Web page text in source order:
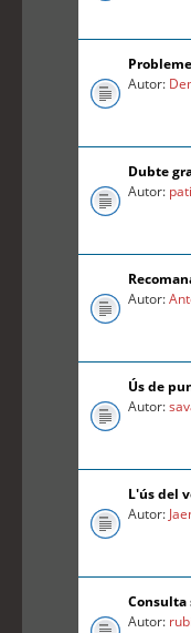
Autor:
Dubte
Autor:
Autor:
Ús de
Autor:
L'ús del
Autor:
Consulta
Autor: